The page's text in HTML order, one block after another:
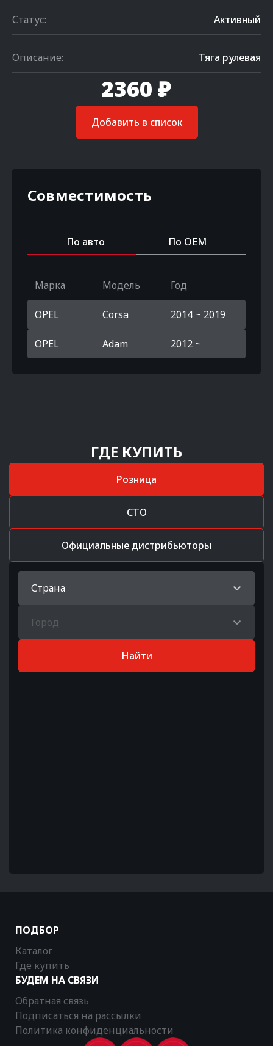
Статус: Активный
Описание: Тяга рулевая
2360 ₽
Добавить в список
Совместимость
По авто По OEM
Марка Модель Год
OPEL Corsa 2014 ~ 2019
OPEL Adam 2012 ~
ГДЕ КУПИТЬ
Розница
СТО
Официальные дистрибьюторы
Страна
Город
Найти
ПОДБОР
Каталог
Где купить
БУДЕМ НА СВЯЗИ
Обратная связь
Подписаться на рассылки
Политика конфиденциальности